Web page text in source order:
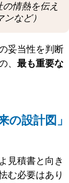
情熱を伝え
など）
妥当性を判断
、 最も重要な
の設計図」
見積書と向き
む必要はあり